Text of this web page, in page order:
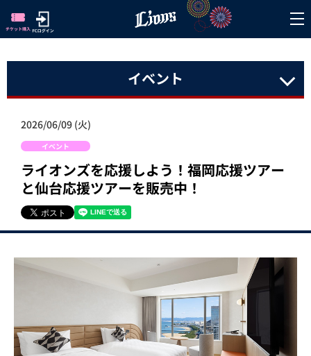
イベント
2026/06/09 (火)
イベント
ライオンズを応援しよう！福岡応援ツアー
と仙台応援ツアーを販売中！